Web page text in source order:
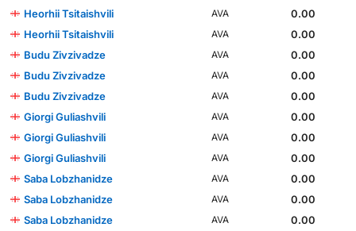
Heorhii Tsitaishvili
AVA
0.00
Heorhii Tsitaishvili
AVA
0.00
Budu Zivzivadze
AVA
0.00
Budu Zivzivadze
AVA
0.00
Budu Zivzivadze
AVA
0.00
Giorgi Guliashvili
AVA
0.00
Giorgi Guliashvili
AVA
0.00
Giorgi Guliashvili
AVA
0.00
Saba Lobzhanidze
AVA
0.00
Saba Lobzhanidze
AVA
0.00
Saba Lobzhanidze
AVA 0.00